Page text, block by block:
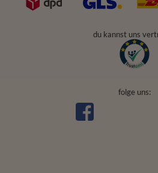
du kannst uns
folge uns: